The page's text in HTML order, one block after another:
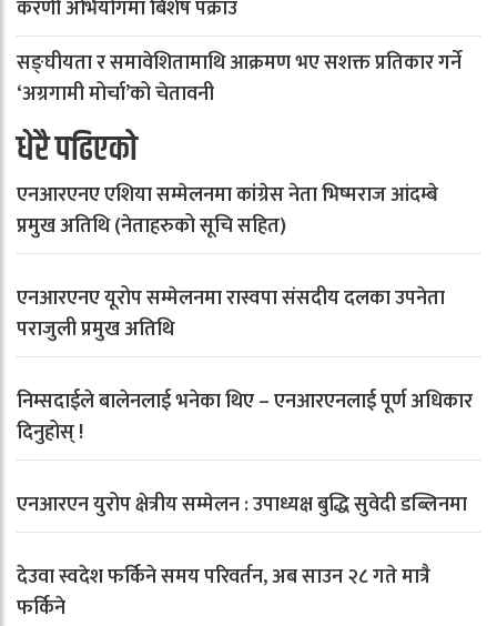
करणी अभियोगमा बिशेष पक्राउ
सङ्घीयता र समावेशितामाथि आक्रमण भए सशक्त प्रतिकार गर्ने
‘अग्रगामी मोर्चा’को चेतावनी
धेरै पढिएको
एनआरएनए एशिया सम्मेलनमा कांग्रेस नेता भिष्मराज आंदम्बे
प्रमुख अतिथि (नेताहरुको सूचि सहित)
एनआरएनए यूरोप सम्मेलनमा रास्वपा संसदीय दलका उपनेता
पराजुली प्रमुख अतिथि
निम्सदाईले बालेनलाई भनेका थिए – एनआरएनलाई पूर्ण अधिकार
दिनुहोस् !
एनआरएन युरोप क्षेत्रीय सम्मेलन : उपाध्यक्ष बुद्धि सुवेदी डब्लिनमा
देउवा स्वदेश फर्किने समय परिवर्तन, अब साउन २८ गते मात्रै
फर्किने